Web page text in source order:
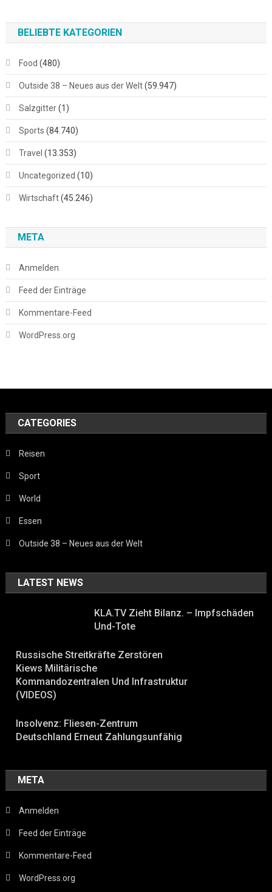
BELIEBTE KATEGORIEN
Food (480)
Outside 38 – Neues aus der Welt(59.947)
Salzgitter(1)
Sports (84.740)
Travel (13.353)
Uncategorized (10)
Wirtschaft(45.246)
META
Anmelden
Feed der Einträge
Kommentare-Feed
WordPress.org
CATEGORIES
Reisen
Sport
World
Essen
Outside 38 – Neues aus der Welt
LATEST NEWS
KLA.TV Zieht Bilanz. – Impfschäden
Und-Tote
Russische Streitkräfte Zerstören
Kiews Militärische
Kommandozentralen Und Infrastruktur
(VIDEOS)
Insolvenz: Fliesen-Zentrum
Deutschland Erneut Zahlungsunfähig
META
Anmelden
Feed der Einträge
Kommentare-Feed
WordPress.org